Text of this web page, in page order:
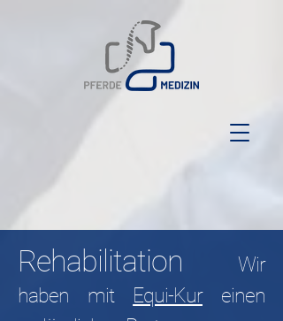
RehabilitationWir
haben mit Equi-Kureinen